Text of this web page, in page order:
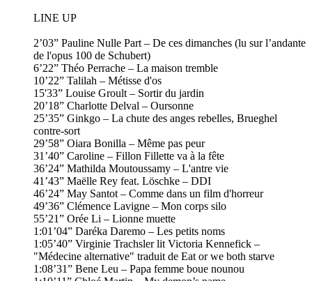
LINE UP
2’03” Pauline Nulle Part – De ces dimanches (lu sur l’andante
de l'opus 100 de Schubert)
6’22” Théo Perrache – La maison tremble
10’22” Talilah – Métisse d'os
15'33” Louise Groult – Sortir du jardin
20’18” Charlotte Delval – Oursonne
25’35” Ginkgo – La chute des anges rebelles, Brueghel
contre-sort
29’58” Oiara Bonilla – Même pas peur
31’40” Caroline – Fillon Fillette va à la fête
36’24” Mathilda Moutoussamy – L'antre vie
41’43” Maëlle Rey feat. Löschke – DDI
46’24” May Santot – Comme dans un film d'horreur
49’36” Clémence Lavigne – Mon corps silo
55’21” Orée Li – Lionne muette
1:01’04” Daréka Daremo – Les petits noms
1:05’40” Virginie Trachsler lit Victoria Kennefick –
"Médecine alternative" traduit de Eat or we both starve
1:08’31” Bene Leu – Papa femme boue nounou